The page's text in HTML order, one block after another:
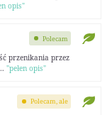
opis"
przenikania przez
"pełen opis"
Polecam
Polecam, ale